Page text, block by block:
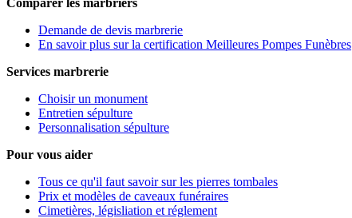
Demande de devis marbrerie
En savoir plus sur la certification Meilleures Pompes Funèbres
Services marbrerie
Choisir un monument
Entretien sépulture
Personnalisation sépulture
Pour vous aider
Tous ce qu'il faut savoir sur les pierres tombales
Prix et modèles de caveaux funéraires
Cimetières, législiation et réglement